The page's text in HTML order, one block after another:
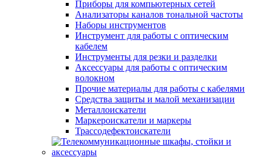
Приборы для компьютерных сетей
Анализаторы каналов тональной частоты
Наборы инструментов
Инструмент для работы с оптическим
кабелем
Инструменты для резки и разделки
Аксессуары для работы с оптическим
волокном
Прочие материалы для работы с кабелями
Средства защиты и малой механизации
Металлоискатели
Маркероискатели и маркеры
Трассодефектоискатели